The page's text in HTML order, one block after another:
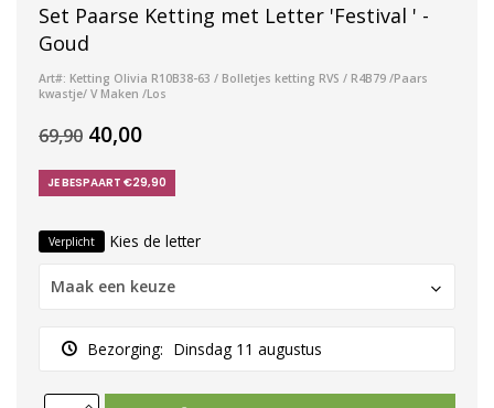
Set Paarse Ketting met Letter 'Festival ' -
Goud
Art#: Ketting Olivia R10B38-63 / Bolletjes ketting RVS / R4B79 /Paars
kwastje/ V Maken /Los
69,90 40,00
JE BESPAART €29,90
Verplicht Kies de letter
Maak een keuze
Bezorging: Dinsdag 11 augustus